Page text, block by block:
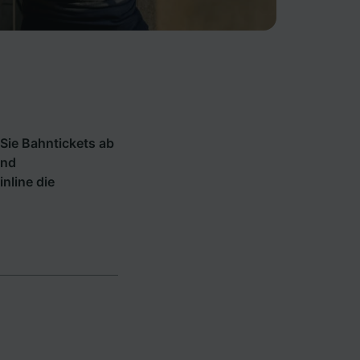
Bahntickets ab
die